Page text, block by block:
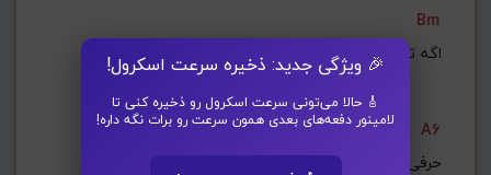
🎉 ویژگی جدید: ذخیره سرعت اسکرول!
🎸 حالا می‌تونی سرعت اسکرول رو ذخیره کنی تا
لامینور دفعه‌های بعدی همون سرعت رو برات نگه داره!
Bm
    اﮔﻪ ﺗﻮ دوﺳﺖ داری ﭘﺮت ﺑﺸﻰ ﺗﻮ ﭼﺎه
A6
ﺣﺮﻓﻰ ﻧﻤﻴﺰﻧﻤﻮ ﻫﻠﺖ ﻧﻤﻴﺪم